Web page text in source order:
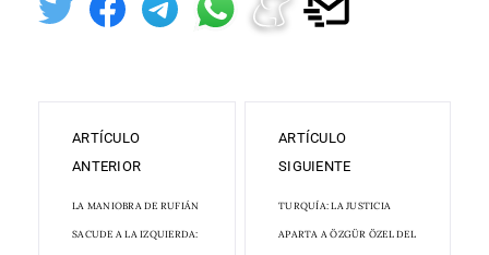
ARTÍCULO
ANTERIOR
LA MANIOBRA DE RUFIÁN
SACUDE A LA IZQUIERDA:
ARTÍCULO
SIGUIENTE
TURQUÍA: LA JUSTICIA
APARTA A ÖZGÜR ÖZEL DEL